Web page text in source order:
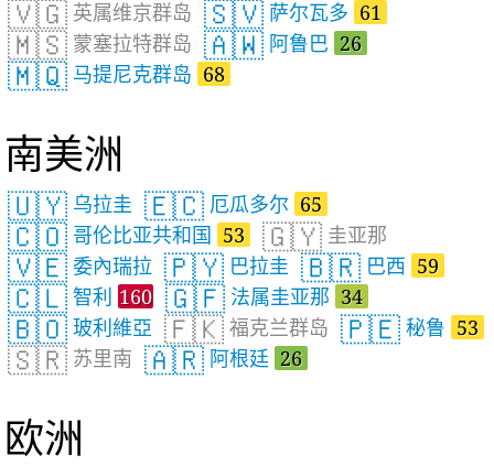
🇻🇬 英属维京群岛 🇸🇻 萨尔瓦多 61
🇲🇸 蒙塞拉特群岛 🇦🇼 阿鲁巴 26
🇲🇶 马提尼克群岛 68
南美洲
🇺🇾 乌拉圭 🇪🇨 厄瓜多尔 65
🇨🇴 哥伦比亚共和国 53 🇬🇾 圭亚那
🇻🇪 委內瑞拉 🇵🇾 巴拉圭 🇧🇷 巴西 59
🇨🇱 智利 160 🇬🇫 法属圭亚那 34
🇧🇴 玻利維亞 🇫🇰 福克兰群岛 🇵🇪 秘鲁 53
🇸🇷 苏里南 🇦🇷 阿根廷 26
欧洲